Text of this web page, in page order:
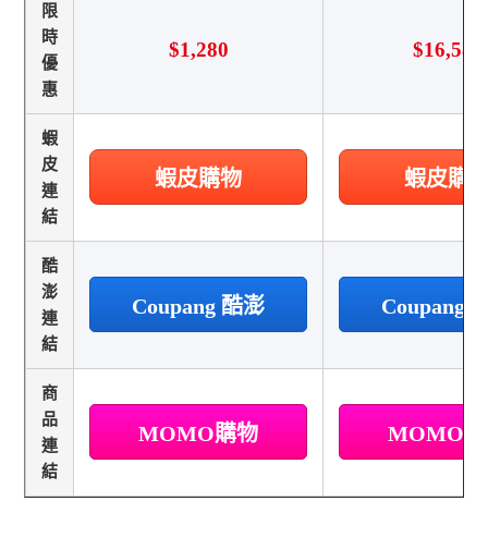
限
時
優
惠
$1,280 $16,588
蝦
皮
連
結
蝦皮購物 蝦皮購
酷
澎
連
結
Coupang 酷澎 Coupang
商
品
連
結
MOMO購物 MOMO